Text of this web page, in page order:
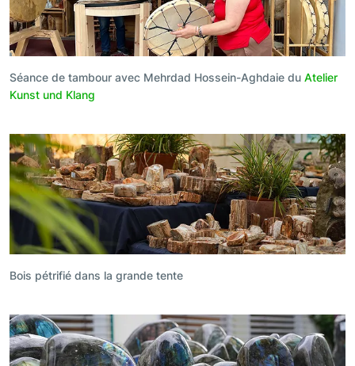
Séance de tambour avec Mehrdad Hossein-Aghdaie du Atelier
Kunst und Klang
Bois pétrifié dans la grande tente